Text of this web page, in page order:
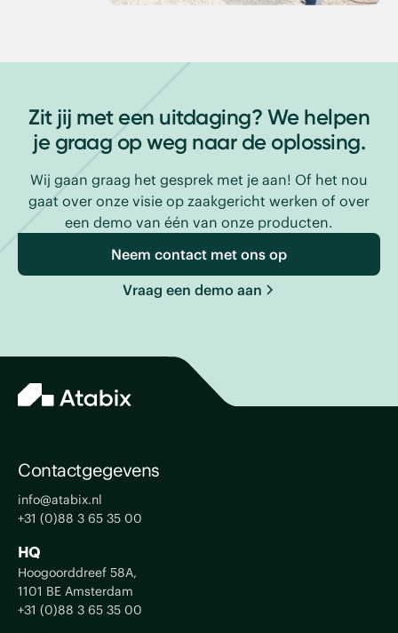
Zit jij met een uitdaging? We helpen
je graag op weg naar de oplossing.
Wij gaan graag het gesprek met je aan! Of het nou
gaat over onze visie op zaakgericht werken of over
een demo van één van onze producten.
Neem contact met ons op
Vraag een demo aan
Contactgegevens
info@atabix.nl
+31 (0)88 3 65 35 00
HQ
Hoogoorddreef 58A,
1101 BE Amsterdam
+31 (0)88 3 65 35 00